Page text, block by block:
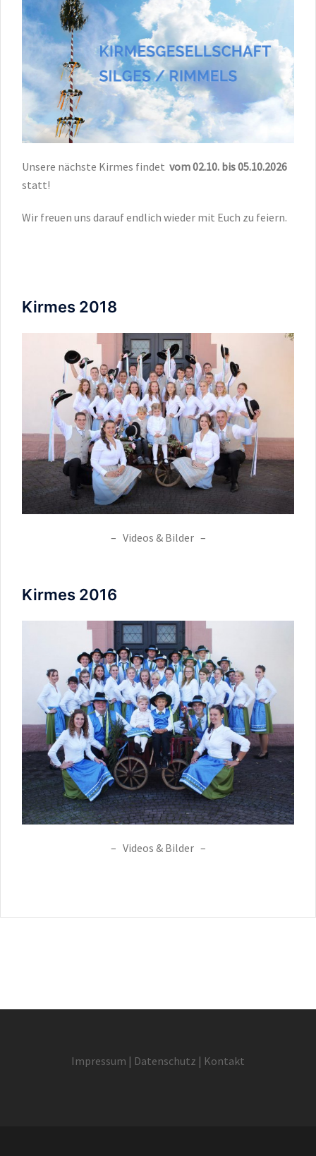
Unsere nächste Kirmes findet vom 02.10. bis 05.10.2026
statt!
Wir freuen uns darauf endlich wieder mit Euch zu feiern.
Kirmes 2018
– Videos & Bilder –
Kirmes 2016
– Videos & Bilder –
I mpressum | Datenschutz | Kontakt